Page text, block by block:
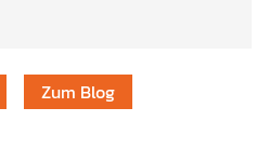
Zum Blog